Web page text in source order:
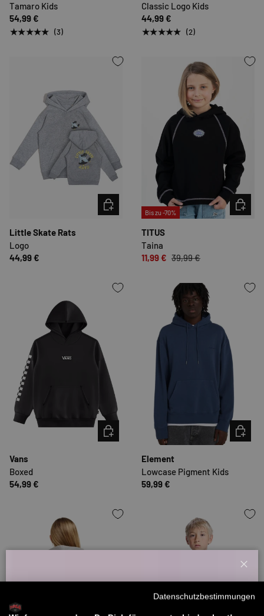
Tamaro Kids
54,99 €
★★★★★ (3)
Classic Logo Kids
44,99 €
★★★★★ (2)
Little Skate Rats
Logo
44,99 €
OPTIONEN AUSWÄHLEN
Bis zu -70%
TITUS
Taina
11,99 € 39,99 €
Vans
Boxed
54,99 €
OPTIONEN AUSWÄHLEN
Element
Lowcase Pigment Kids
59,99 €
Willkommensbonus
Datenschutzbestimmungen